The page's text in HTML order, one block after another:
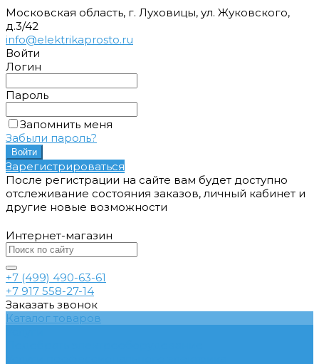
Московская область, г. Луховицы, ул. Жуковского,
д.3/42
info@elektrikaprosto.ru
Войти
Логин
Пароль
Запомнить меня
Забыли пароль?
Зарегистрироваться
После регистрации на сайте вам будет доступно
отслеживание состояния заказов, личный кабинет и
другие новые возможности
Интернет-магазин
+7 (499) 490-63-61
+7 917 558-27-14
Заказать звонок
Каталог товаров